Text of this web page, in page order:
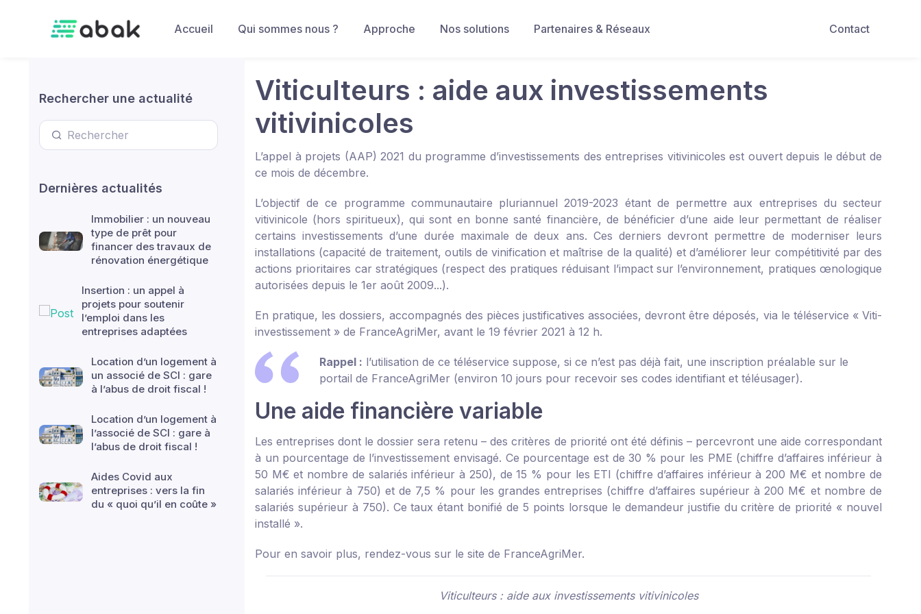
Contact
Accueil Qui sommes nous ? Approche Nos solutions Partenaires & Réseaux
Rechercher une actualité
Dernières actualités
Immobilier : un nouveau
type de prêt pour
financer des travaux de
rénovation énergétique
Insertion : un appel à
projets pour soutenir
l’emploi dans les
entreprises adaptées
Location d’un logement à
un associé de SCI : gare
à l’abus de droit fiscal !
Location d’un logement à
l’associé de SCI : gare à
l’abus de droit fiscal !
Aides Covid aux
entreprises : vers la fin
du « quoi qu’il en coûte »
Viticulteurs : aide aux investissements
vitivinicoles
L’appel à projets (AAP) 2021 du programme d’investissements des entreprises vitivinicoles est ouvert depuis le début de
ce mois de décembre.
L’objectif de ce programme communautaire pluriannuel 2019-2023 étant de permettre aux entreprises du secteur
vitivinicole (hors spiritueux), qui sont en bonne santé financière, de bénéficier d’une aide leur permettant de réaliser
certains investissements d’une durée maximale de deux ans. Ces derniers devront permettre de moderniser leurs
installations (capacité de traitement, outils de vinification et maîtrise de la qualité) et d’améliorer leur compétitivité par des
actions prioritaires car stratégiques (respect des pratiques réduisant l’impact sur l’environnement, pratiques œnologique
autorisées depuis le 1er août 2009...).
En pratique, les dossiers, accompagnés des pièces justificatives associées, devront être déposés, via le téléservice « Viti-
investissement » de FranceAgriMer, avant le 19 février 2021 à 12 h.
Rappel : l’utilisation de ce téléservice suppose, si ce n’est pas déjà fait, une inscription préalable sur le
portail de FranceAgriMer (environ 10 jours pour recevoir ses codes identifiant et téléusager).
Une aide financière variable
Les entreprises dont le dossier sera retenu – des critères de priorité ont été définis – percevront une aide correspondant
à un pourcentage de l’investissement envisagé. Ce pourcentage est de 30 % pour les PME (chiffre d’affaires inférieur à
50 M€ et nombre de salariés inférieur à 250), de 15 % pour les ETI (chiffre d’affaires inférieur à 200 M€ et nombre de
salariés inférieur à 750) et de 7,5 % pour les grandes entreprises (chiffre d’affaires supérieur à 200 M€ et nombre de
salariés supérieur à 750). Ce taux étant bonifié de 5 points lorsque le demandeur justifie du critère de priorité « nouvel
installé ».
Pour en savoir plus, rendez-vous sur le site de FranceAgriMer.
Viticulteurs : aide aux investissements vitivinicoles